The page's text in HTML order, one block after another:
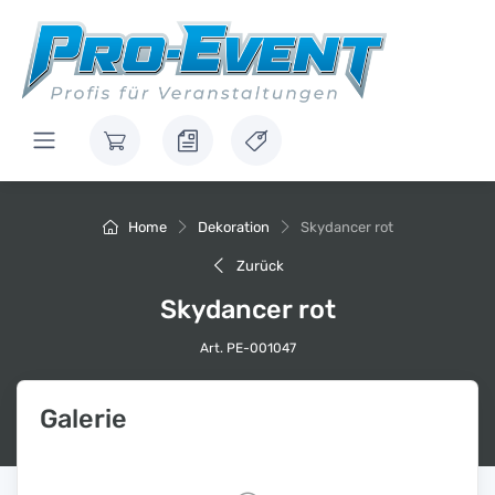
Home Dekoration Skydancer rot
Zurück
Skydancer rot
Art. PE-001047
Galerie